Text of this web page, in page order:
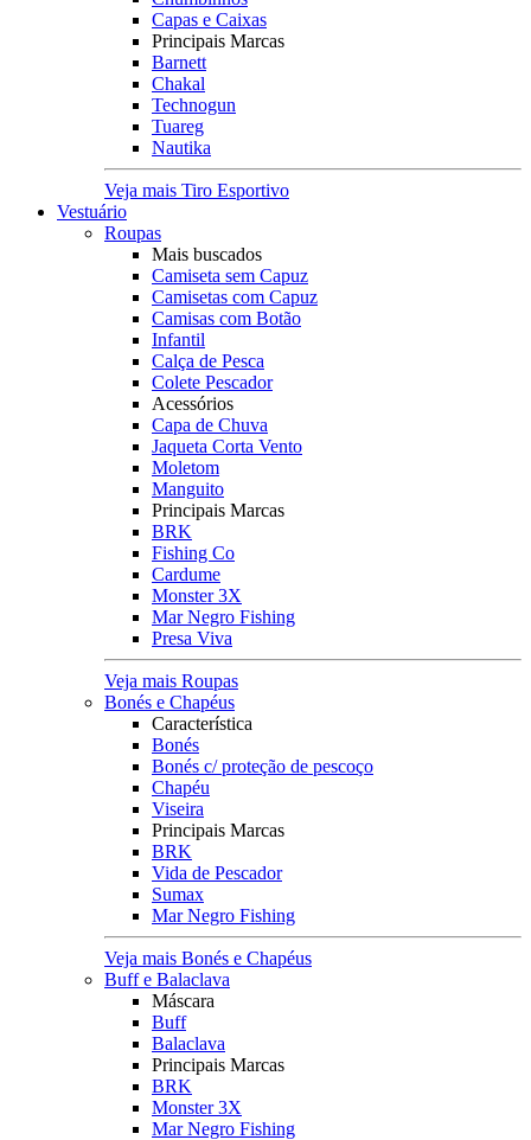
Capas e Caixas
Principais Marcas
Barnett
Chakal
Technogun
Tuareg
Nautika
Veja mais Tiro Esportivo
Vestuário
Roupas
Mais buscados
Camiseta sem Capuz
Camisetas com Capuz
Camisas com Botão
Infantil
Calça de Pesca
Colete Pescador
Acessórios
Capa de Chuva
Jaqueta Corta Vento
Moletom
Manguito
Principais Marcas
BRK
Fishing Co
Cardume
Monster 3X
Mar Negro Fishing
Presa Viva
Veja mais Roupas
Bonés e Chapéus
Característica
Bonés
Bonés c/ proteção de pescoço
Chapéu
Viseira
Principais Marcas
BRK
Vida de Pescador
Sumax
Mar Negro Fishing
Veja mais Bonés e Chapéus
Buff e Balaclava
Máscara
Buff
Balaclava
Principais Marcas
BRK
Monster 3X
Mar Negro Fishing